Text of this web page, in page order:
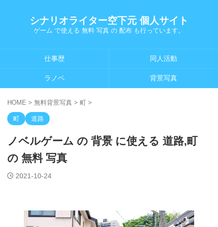
シナリオライター空下元 個人サイト
ゲーム で使える 無料 写真 の 配布 も行っています。
仕事歴 同人活動
ラノベ 背景写真
HOME > 無料背景写真 > 町 >
町 道路
ノベルゲーム の 背景 に使える 道路,町
の 無料 写真
2021-10-24